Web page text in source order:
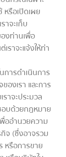
หรือเปิดเผย
จะเก็บ
งท่านเพื่อ
ราจะแจ้งให้ท่า
ารดำเนินการ
องเรา และการ
าจะประมวล
อบด้วยกฎหมาย
ออำนวยความ
จ (ซึ่งอาจรวม
หรือการขาย